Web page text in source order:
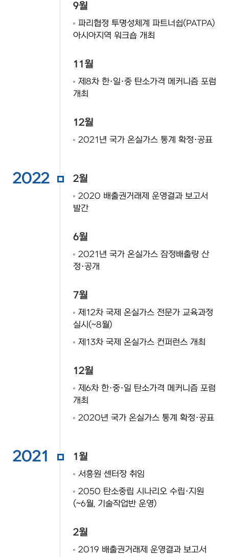
9월
파리협정 투명성체계 파트너쉽(PATPA)
아시아지역 워크숍 개최
11월
제8차 한·일·중 탄소가격 메커니즘 포럼
개최
12월
2021년 국가 온실가스 통계 확정·공표
2022 2월
2020 배출권거래제 운영결과 보고서
발간
6월
2021년 국가 온실가스 잠정배출량 산
정·공개
7월
제12차 국제 온실가스 전문가 교육과정
실시(~8월)
제13차 국제 온실가스 컨퍼런스 개최
12월
제6차 한·중·일 탄소가격 메커니즘 포럼
개최
2020년 국가 온실가스 통계 확정·공표
2021 1월
서흥원 센터장 취임
2050 탄소중립 시나리오 수립·지원
(~6월, 기술작업반 운영)
2월
2019 배출권거래제 운영결과 보고서